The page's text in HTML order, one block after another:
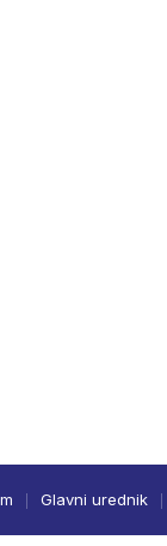
Glavni urednik